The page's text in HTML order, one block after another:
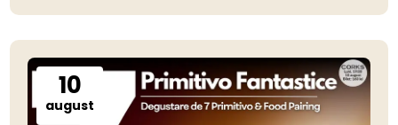
10
august